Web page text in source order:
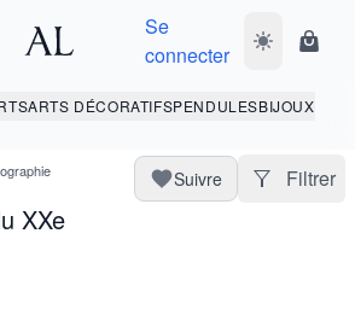
Se
connecter
Basculer le
ARTS DÉCORATIFSPENDULESBIJOUX
XXe
Suivre Filtrer